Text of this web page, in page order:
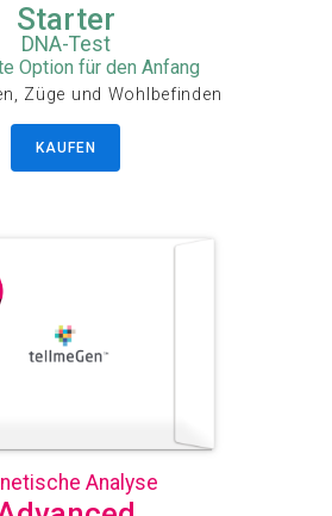
Starter
DNA-Test
Option für den Anfang
Züge und Wohlbefinden
KAUFEN
Analyse